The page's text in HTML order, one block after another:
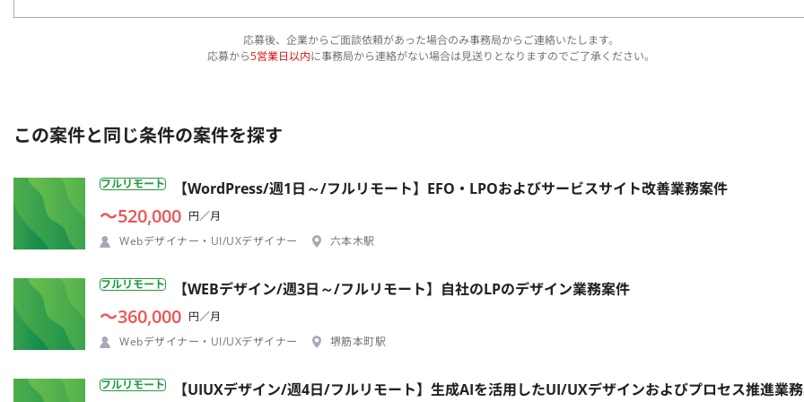
応募後、企業からご面談依頼があった場合のみ事務局からご連絡いたします。
応募から5営業日以内に事務局から連絡がない場合は見送りとなりますのでご了承ください。
この案件と同じ条件の案件を探す
フルリモート 【WordPress/週1日～/フルリモート】EFO・LPOおよびサービスサイト改善業務案件
〜520,000 円／月
Webデザイナー・UI/UXデザイナー
六本木駅
フルリモート 【WEBデザイン/週3日～/フルリモート】自社のLPのデザイン業務案件
〜360,000 円／月
Webデザイナー・UI/UXデザイナー
堺筋本町駅
フルリモート 【UIUXデザイン/週4日/フルリモート】生成AIを活用したUI/UXデザインおよびプロセス推進業